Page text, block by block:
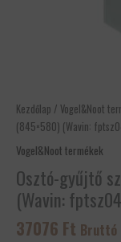
Kezdőlap / Vogel&Noot
(845×580) (Wavin:
Vogel&Noot termékek
Osztó-gyűjtő
(Wavin:
37076 Ft Bruttó